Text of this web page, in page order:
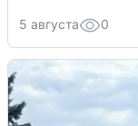
5 августа 0